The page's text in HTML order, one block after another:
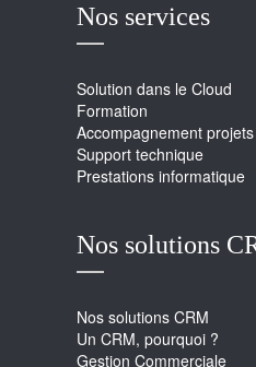
Nos services
Solution dans le Cloud
Formation
Accompagnement
Support technique
Prestations informatique
Nos solutions
Nos solutions CRM
Un CRM, pourquoi ?
Gestion Commerciale